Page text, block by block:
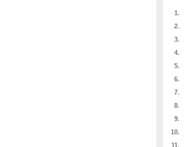
1.
2.
3.
4.
5.
6.
7.
8.
9.
10.
11.